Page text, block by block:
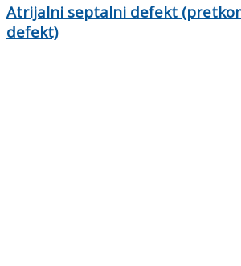
Atrijalni septalni defekt
defekt)